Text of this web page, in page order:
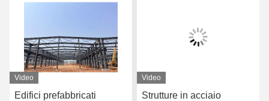
Strutture in acciaio
Edifici industriali